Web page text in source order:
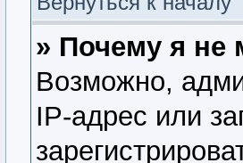
» Почему я не
Возможно,
IP-адрес или